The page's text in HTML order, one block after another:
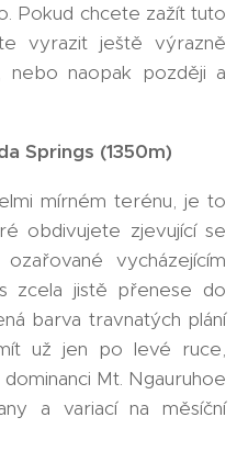
Pokud chcete zažít tuto
vyrazit ještě výrazně
naopak později a
Springs (1350m)
mírném terénu, je to
obdivujete zjevující se
vycházejícím
zcela jistě přenese do
barva travnatých plání
už jen po levé ruce,
Mt. Ngauruhoe
a variací na měsíční